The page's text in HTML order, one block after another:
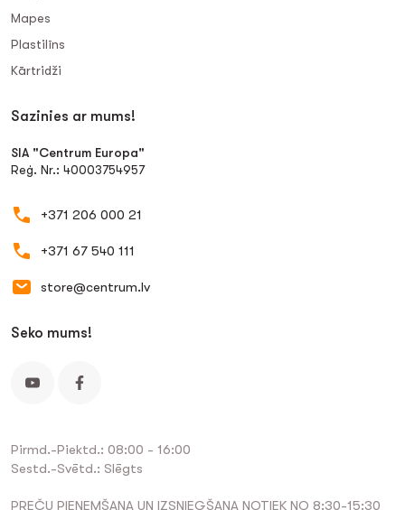
Mapes
Plastilīns
Kārtridži
Sazinies ar mums!
SIA "Centrum Europa"
Reģ. Nr.: 40003754957
+371 206 000 21
+371 67 540 111
store@centrum.lv
Seko mums!
Pirmd.-Piektd.: 08:00 - 16:00
Sestd.-Svētd.: Slēgts
PREČU PIEŅEMŠANA UN IZSNIEGŠANA NOTIEK NO 8:30-15:30